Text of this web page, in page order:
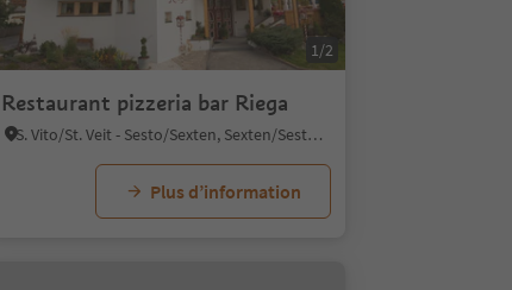
1/2
Restaurant pizzeria bar Riega
S. Vito/St. Veit - Sesto/Sexten, Sexten/Sesto, Dolomites Region 3 Zinnen
Plus d’information